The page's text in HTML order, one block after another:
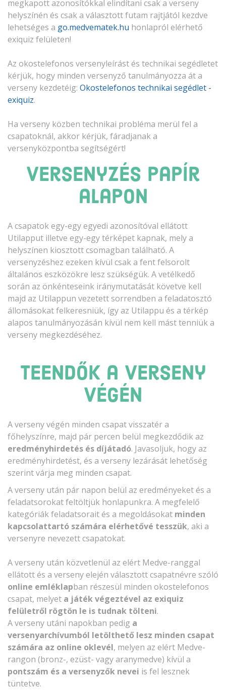
megkapott azonosítókkal elindítani csak a verseny
helyszínén és csak a választott futam rajtjától kezdve
lehetséges a go.medvematek.hu honlapról elérhető
exiquiz felületen!
Az okostelefonos versenyleírást és technikai segédletet
kérjük, hogy minden versenyző tanulmányozza át a
verseny kezdetéig: Okostelefonos technikai segédlet -
exiquiz.
Ha verseny közben technikai probléma merül fel a
csapatoknál, akkor kérjük, fáradjanak a
versenyközpontba segítségért!
Versenyzés papír
alapon
A csapatok egy-egy egyedi azonosítóval ellátott
Utilapput illetve egy-egy térképet kapnak, mely a
helyszínen kiosztott csomagban található. A
versenyzéshez ezeken kívül csak a fent felsorolt
általános eszközökre lesz szükségük. A vetélkedő
során az önkénteseink iránymutatását követve kell
majd az Utilappun vezetett sorrendben a feladatosztó
állomásokat felkeresniük, így az Utilappu és a térkép
alapos tanulmányozásán kívül nem kell mást tenniük a
verseny megkezdéséhez.
Teendők a verseny
végén
A verseny végén minden csapat visszatér a
főhelyszínre, majd pár percen belül megkezdődik az
eredményhirdetés és díjátadó. Javasoljuk, hogy az
eredményhirdetést, és a verseny lezárását lehetőség
szerint várja meg minden csapat.
A verseny után pár napon belül az eredményeket és a
feladatsorokat feltöltjük honlapunkra. A megfelelő
kategóriák feladatsorait és a megoldásokat minden
kapcsolattartó számára elérhetővé tesszük, aki a
versenyre nevezett csapatokat.
A verseny után közvetlenül az elért Medve-ranggal
ellátott és a verseny elején választott csapatnévre szóló
online emléklapban részesül minden okostelefonos
csapat, melyet a játék végeztével az exiquiz
felületről rögtön le is tudnak tölteni.
A verseny utáni napokban pedig a
versenyarchívumból letölthető lesz minden csapat
számára az online oklevél, melyen az elért Medve-
rangon (bronz-, ezüst- vagy aranymedve) kívül a
pontszám és a versenyzők nevei is fel lesznek
tüntetve.